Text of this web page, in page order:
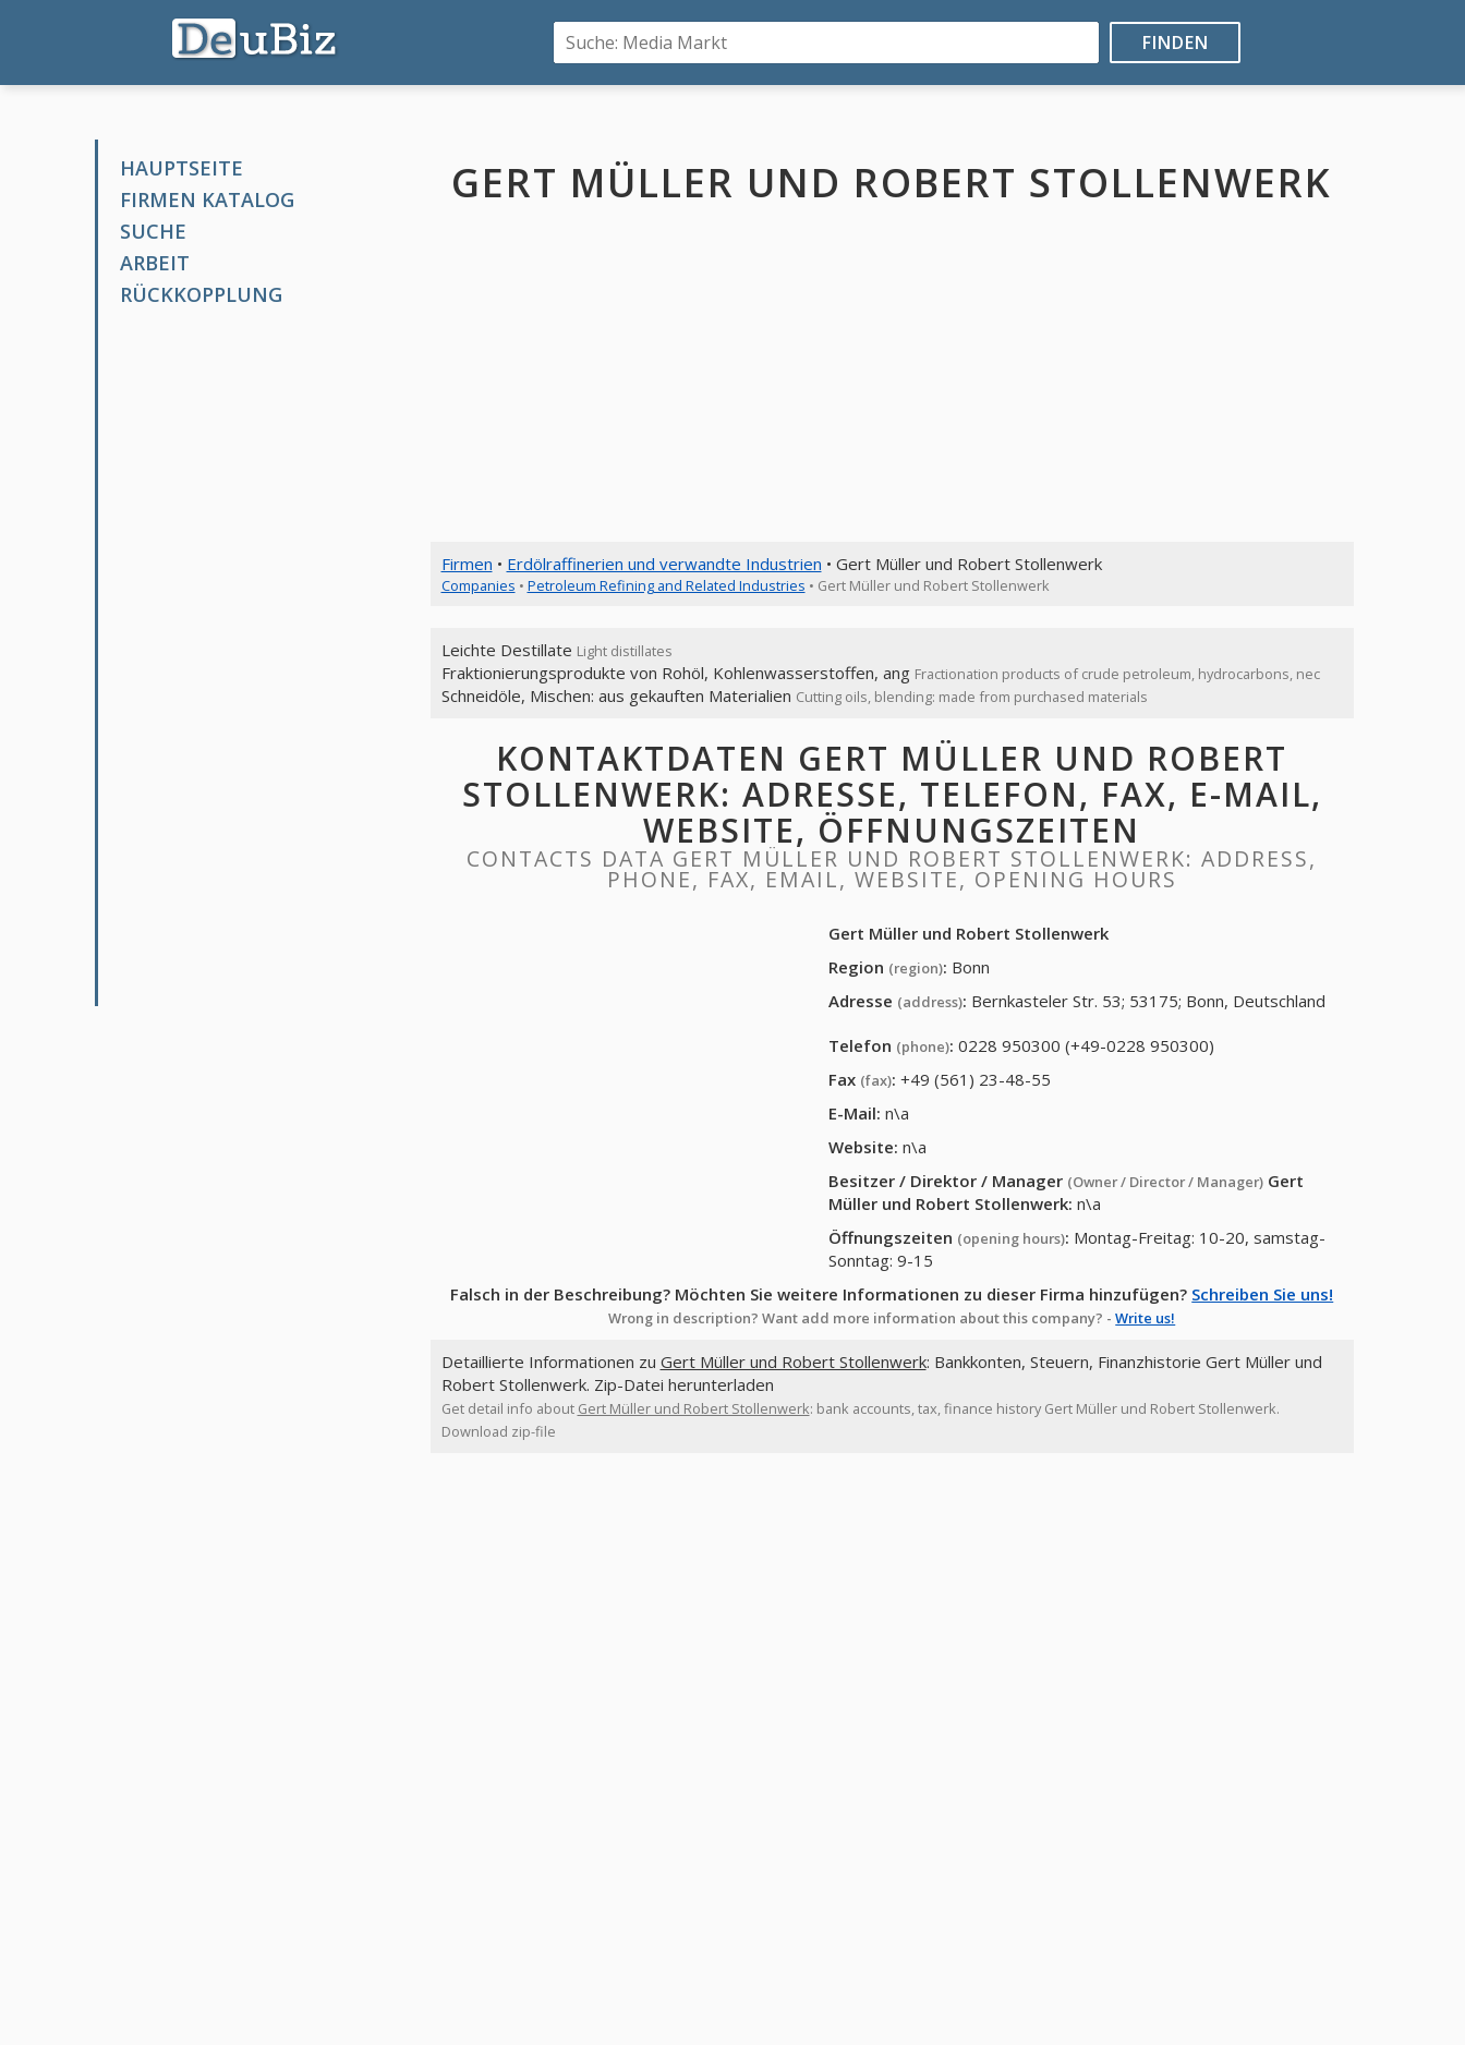
FINDEN
HAUPTSEITE
FIRMEN KATALOG
SUCHE
ARBEIT
RÜCKKOPPLUNG
GERT MÜLLER UND ROBERT STOLLENWERK
Firmen • Erdölraffinerien und verwandte Industrien • Gert Müller und Robert Stollenwerk
Companies • Petroleum Refining and Related Industries • Gert Müller und Robert Stollenwerk
Leichte Destillate Light distillates
Fraktionierungsprodukte von Rohöl, Kohlenwasserstoffen, ang Fractionation products of crude petroleum, hydrocarbons, nec
Schneidöle, Mischen: aus gekauften Materialien Cutting oils, blending: made from purchased materials
KONTAKTDATEN GERT MÜLLER UND ROBERT
STOLLENWERK: ADRESSE, TELEFON, FAX, E-MAIL,
WEBSITE, ÖFFNUNGSZEITEN
CONTACTS DATA GERT MÜLLER UND ROBERT STOLLENWERK: ADDRESS,
PHONE, FAX, EMAIL, WEBSITE, OPENING HOURS
Gert Müller und Robert Stollenwerk
Region (region): Bonn
Adresse (address): Bernkasteler Str. 53; 53175; Bonn, Deutschland
Telefon (phone): 0228 950300 (+49-0228 950300)
Fax (fax): +49 (561) 23-48-55
E-Mail: n\a
Website: n\a
Besitzer / Direktor / Manager (Owner / Director / Manager) Gert
Müller und Robert Stollenwerk: n\a
Öffnungszeiten (opening hours): Montag-Freitag: 10-20, samstag-
Sonntag: 9-15
Falsch in der Beschreibung? Möchten Sie weitere Informationen zu dieser Firma hinzufügen? Schreiben Sie uns!
Wrong in description? Want add more information about this company? -Write us!
Detaillierte Informationen zu Gert Müller und Robert Stollenwerk: Bankkonten, Steuern, Finanzhistorie Gert Müller und
Robert Stollenwerk. Zip-Datei herunterladen
Get detail info about Gert Müller und Robert Stollenwerk: bank accounts, tax, finance history Gert Müller und Robert Stollenwerk.
Download zip-file